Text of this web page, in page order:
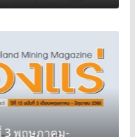
3 พฤษภาคม-